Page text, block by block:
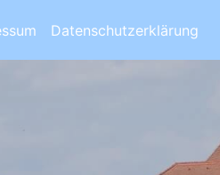
Datenschutzerklärung